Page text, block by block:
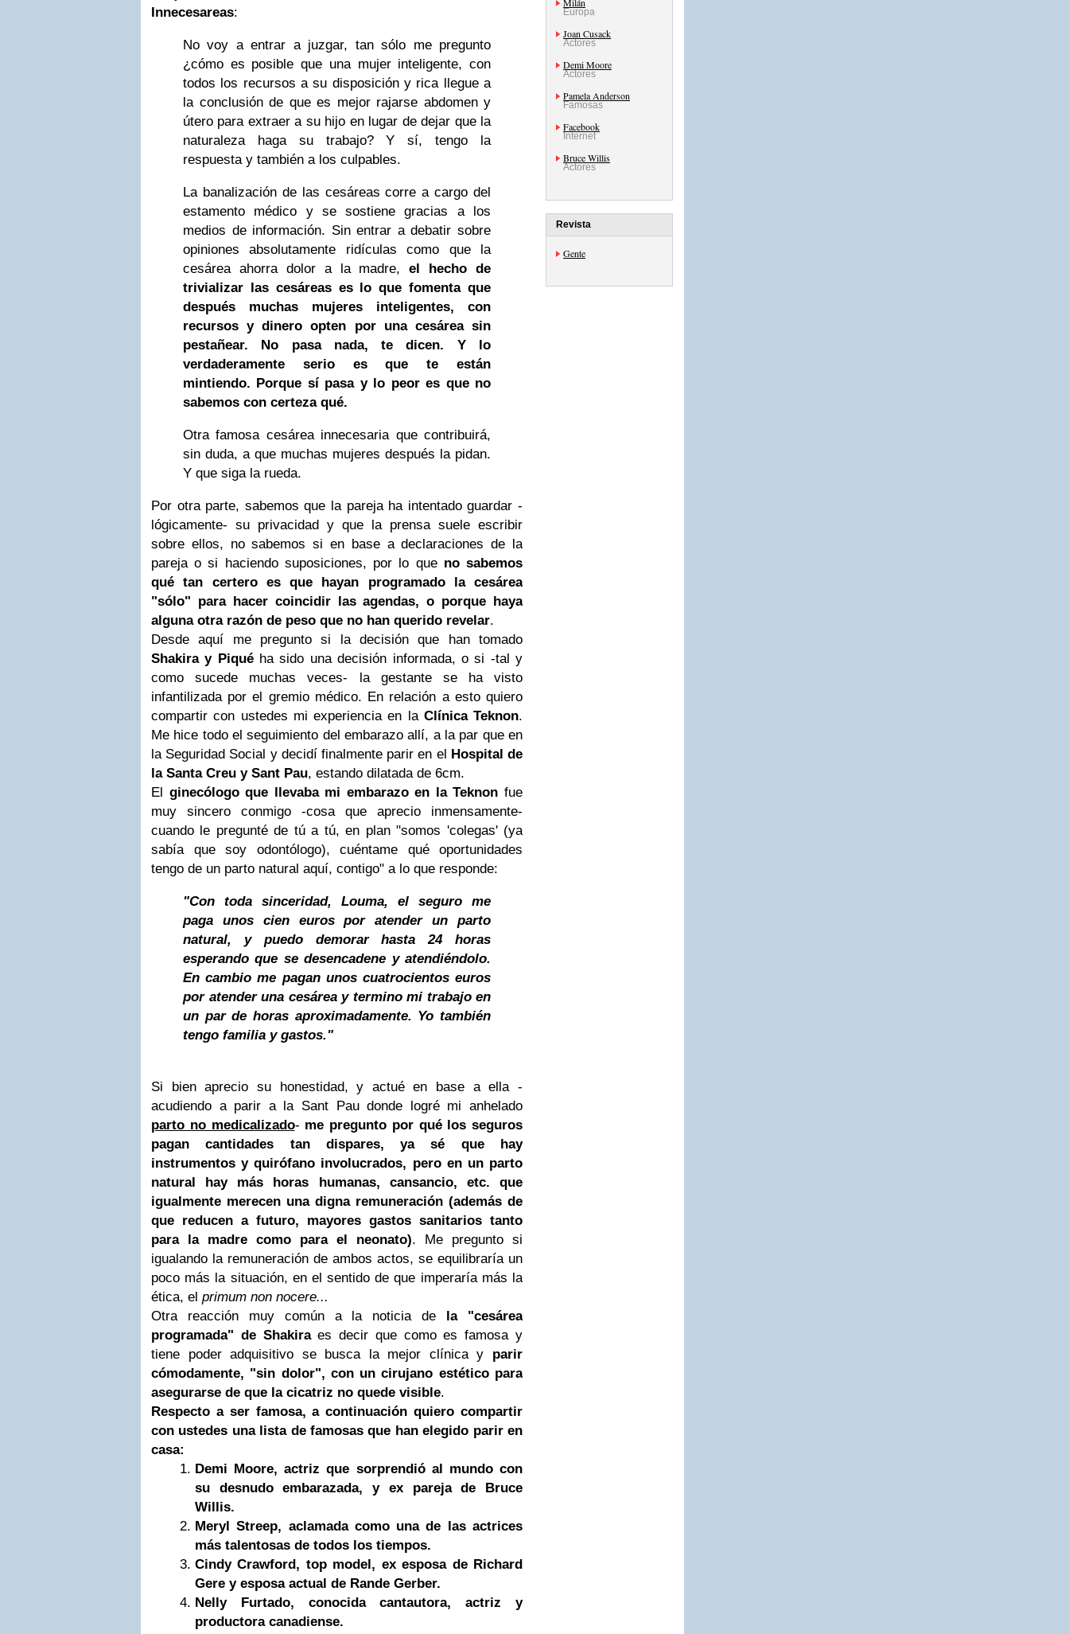
Innecesareas:
No voy a entrar a juzgar, tan sólo me pregunto
¿cómo es posible que una mujer inteligente, con
todos los recursos a su disposición y rica llegue a
la conclusión de que es mejor rajarse abdomen y
útero para extraer a su hijo en lugar de dejar que la
naturaleza haga su trabajo? Y sí, tengo la
respuesta y también a los culpables.
La banalización de las cesáreas corre a cargo del
estamento médico y se sostiene gracias a los
medios de información. Sin entrar a debatir sobre
opiniones absolutamente ridículas como que la
cesárea ahorra dolor a la madre,el hecho de
trivializar las cesáreas es lo que fomenta que
después muchas mujeres inteligentes, con
recursos y dinero opten por una cesárea sin
pestañear. No pasa nada, te dicen. Y lo
verdaderamente serio es que te están
mintiendo. Porque sí pasa y lo peor es que no
sabemos con certeza qué.
Otra famosa cesárea innecesaria que contribuirá,
sin duda, a que muchas mujeres después la pidan.
Y que siga la rueda.
Por otra parte, sabemos que la pareja ha intentado guardar -
lógicamente- su privacidad y que la prensa suele escribir
sobre ellos, no sabemos si en base a declaraciones de la
pareja o si haciendo suposiciones, por lo que no sabemos
qué tan certero es que hayan programado la cesárea
"sólo" para hacer coincidir las agendas, o porque haya
alguna otra razón de peso que no han querido revelar.
Desde aquí me pregunto si la decisión que han tomado
Shakira y Piquéha sido una decisión informada, o si -tal y
como sucede muchas veces- la gestante se ha visto
infantilizada por el gremio médico. En relación a esto quiero
compartir con ustedes mi experiencia en la Clínica Teknon.
Me hice todo el seguimiento del embarazo allí, a la par que en
la Seguridad Social y decidí finalmente parir en el Hospital de
la Santa Creu y Sant Pau, estando dilatada de 6cm.
El ginecólogo que llevaba mi embarazo en la Teknon fue
muy sincero conmigo -cosa que aprecio inmensamente-
cuando le pregunté de tú a tú, en plan "somos 'colegas' (ya
sabía que soy odontólogo), cuéntame qué oportunidades
tengo de un parto natural aquí, contigo" a lo que responde:
"Con toda sinceridad, Louma, el seguro me
paga unos cien euros por atender un parto
natural, y puedo demorar hasta 24 horas
esperando que se desencadene y atendiéndolo.
En cambio me pagan unos cuatrocientos euros
por atender una cesárea y termino mi trabajo en
un par de horas aproximadamente. Yo también
tengo familia y gastos."
Si bien aprecio su honestidad, y actué en base a ella -
acudiendo a parir a la Sant Pau donde logré mi anhelado
parto no medicalizado- me pregunto por qué los seguros
pagan cantidades tan dispares, ya sé que hay
instrumentos y quirófano involucrados, pero en un parto
natural hay más horas humanas, cansancio, etc. que
igualmente merecen una digna remuneración (además de
que reducen a futuro, mayores gastos sanitarios tanto
para la madre como para el neonato). Me pregunto si
igualando la remuneración de ambos actos, se equilibraría un
poco más la situación, en el sentido de que imperaría más la
ética, el primum non nocere...
Otra reacción muy común a la noticia de la "cesárea
programada" de Shakiraes decir que como es famosa y
tiene poder adquisitivo se busca la mejor clínica y parir
cómodamente, "sin dolor", con un cirujano estético para
asegurarse de que la cicatriz no quede visible.
Respecto a ser famosa, a continuación quiero compartir
con ustedes una lista de famosas que han elegido parir en
casa:
Demi Moore, actriz que sorprendió al mundo con
su desnudo embarazada, y ex pareja de Bruce
Willis.
Meryl Streep, aclamada como una de las actrices
más talentosas de todos los tiempos.
Cindy Crawford, top model, ex esposa de Richard
Gere y esposa actual de Rande Gerber.
Nelly Furtado, conocida cantautora, actriz y
productora canadiense.
Europa
Joan Cusack
Actores
Demi Moore
Actores
Pamela Anderson
Famosas
Facebook
Internet
Bruce Willis
Actores
Revista
Gente